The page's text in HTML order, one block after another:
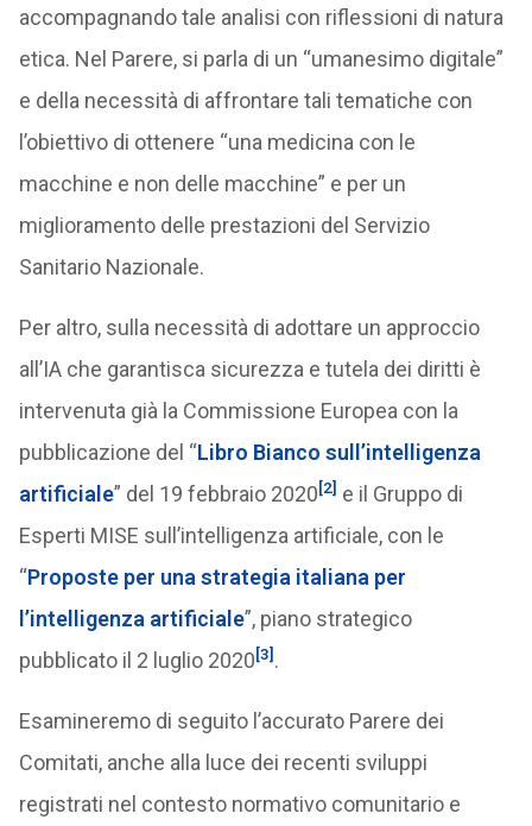
accompagnando tale analisi con riflessioni di natura
etica. Nel Parere, si parla di un “umanesimo digitale”
e della necessità di affrontare tali tematiche con
l’obiettivo di ottenere “una medicina con le
macchine e non delle macchine” e per un
miglioramento delle prestazioni del Servizio
Sanitario Nazionale.
Per altro, sulla necessità di adottare un approccio
all’IA che garantisca sicurezza e tutela dei diritti è
intervenuta già la Commissione Europea con la
pubblicazione del “Libro Bianco sull’intelligenza
artificiale” del 19 febbraio 2020[2] e il Gruppo di
Esperti MISE sull’intelligenza artificiale, con le
“Proposte per una strategia italiana per
l’intelligenza artificiale”, piano strategico
pubblicato il 2 luglio 2020[3] .
Esamineremo di seguito l’accurato Parere dei
Comitati, anche alla luce dei recenti sviluppi
registrati nel contesto normativo comunitario e